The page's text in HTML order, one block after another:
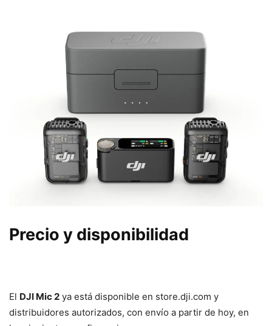
Precio y disponibilidad
El DJI Mic 2 ya está disponible en store.dji.com y
distribuidores autorizados, con envío a partir de hoy, en